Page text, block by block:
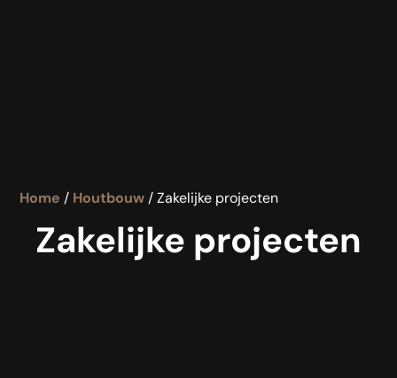
Home / Houtbouw / Zakelijke projecten
Zakelijke projecten